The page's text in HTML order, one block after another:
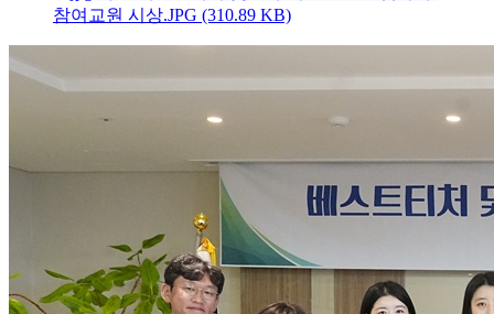
참여교원 시상.JPG (310.89 KB)